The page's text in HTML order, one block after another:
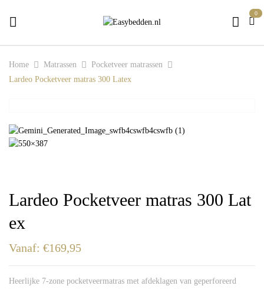
0
Home Matrassen
Pocketveer matrassen
Lardeo Pocketveer matras 300 Latex
Lardeo Pocketveer matras 300 Lat
ex
Vanaf: €169,95
Heerlijke 7-zone pocketveermatras met afdeklagen van geperforeerd